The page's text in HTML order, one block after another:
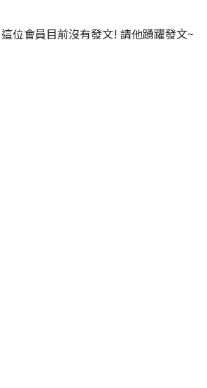
這位會員目前沒有發文! 請他踴躍發文~